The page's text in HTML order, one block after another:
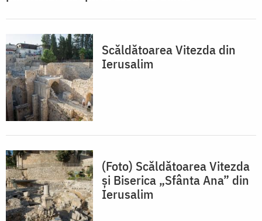
Scăldătoarea Vitezda din
Ierusalim
(Foto) Scăldătoarea Vitezda
și Biserica „Sfânta Ana” din
Ierusalim